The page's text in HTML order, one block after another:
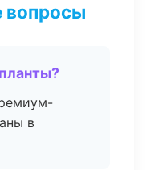
вопросы
в